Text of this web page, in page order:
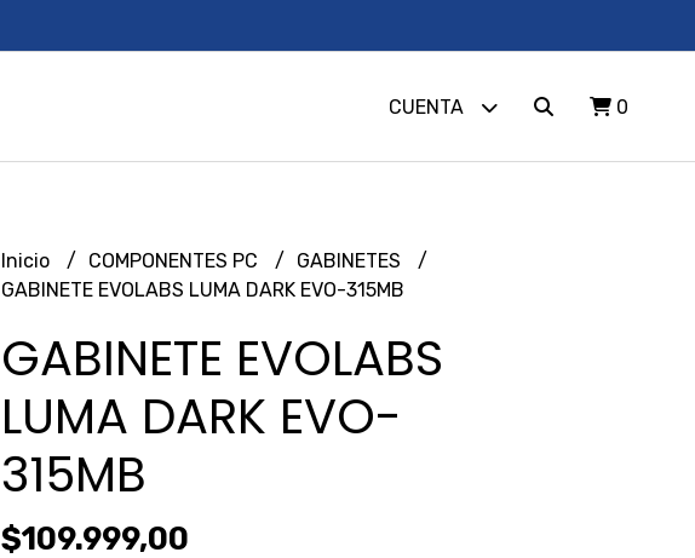
CUENTA 0
Inicio COMPONENTES PC
GABINETES
GABINETE EVOLABS LUMA DARK EVO-315MB
GABINETE EVOLABS
LUMA DARK EVO-
315MB
$109.999,00